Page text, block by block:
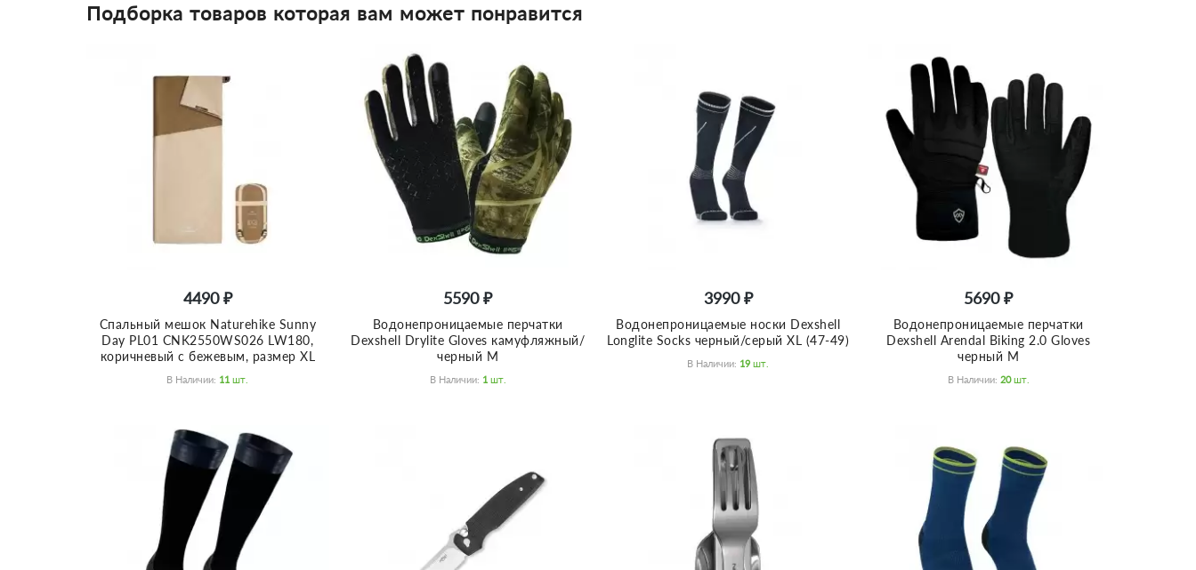
Подборка товаров которая вам может понравится
4490 ₽
Спальный мешок Naturehike Sunny
Day PL01 CNK2550WS026 LW180,
коричневый с бежевым, размер XL
В Наличии: 11 Шт.
5590 ₽
Водонепроницаемые перчатки
Dexshell Drylite Gloves камуфляжный/
черный M
В Наличии: 1 Шт.
3990 ₽
Водонепроницаемые носки Dexshell
Longlite Socks черный/серый XL (47-49)
В Наличии: 19 Шт.
5690 ₽
Водонепроницаемые перчатки
Dexshell Arendal Biking 2.0 Gloves
черный M
В Наличии: 20 Шт.